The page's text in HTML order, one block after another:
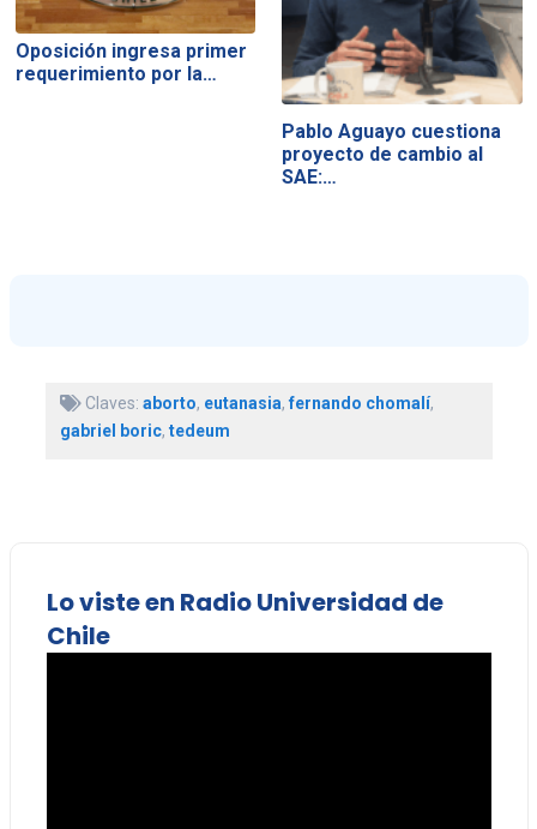
Oposición ingresa primer
requerimiento por la…
Pablo Aguayo cuestiona
proyecto de cambio al
SAE:…
Claves: aborto, eutanasia,fernando chomalí,
gabriel boric, tedeum
Lo viste en Radio Universidad de
Chile